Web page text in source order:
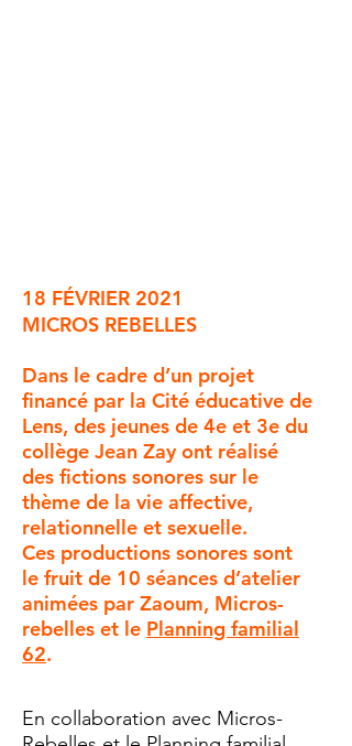
18 FÉVRIER 2021
MICROS REBELLES
Dans le cadre d’un projet
financé par la Cité éducative de
Lens, des jeunes de 4e et 3e du
collège Jean Zay ont réalisé
des fictions sonores sur le
thème de la vie affective,
relationnelle et sexuelle.
Ces productions sonores sont
le fruit de 10 séances d’atelier
animées par Zaoum, Micros-
rebelles et le Planning familial
62.
En collaboration avec Micros-